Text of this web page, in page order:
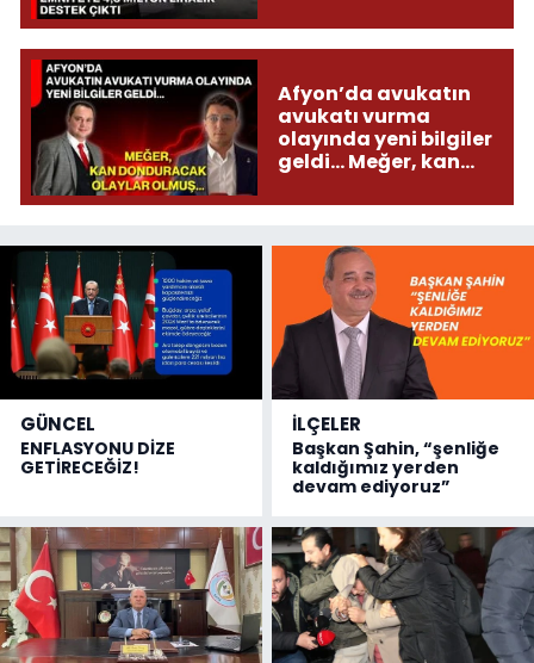
Afyon’da avukatın
avukatı vurma
olayında yeni bilgiler
geldi... Meğer, kan
olmuş...
GÜNCEL
ENFLASYONU DİZE
GETİRECEĞİZ!
İLÇELER
Başkan Şahin, “şenliğe
kaldığımız yerden
devam ediyoruz”